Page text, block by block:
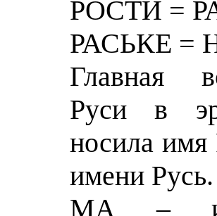
РОСТИ =
РАСЬКЕ =
Главная
Руси в
носила имя
имени Русь.
МА –